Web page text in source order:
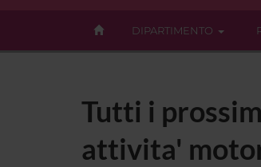
DIPARTIMENTO
Tutti i
attivita'